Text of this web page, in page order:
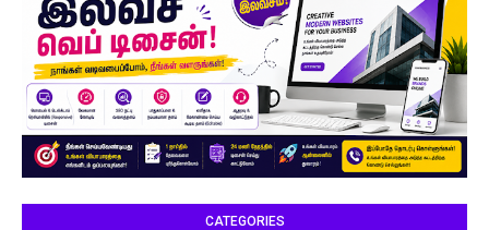
CATEGORIES